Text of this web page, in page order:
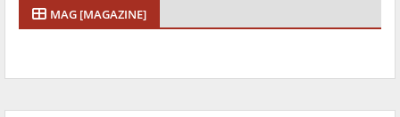
MAG [MAGAZINE]